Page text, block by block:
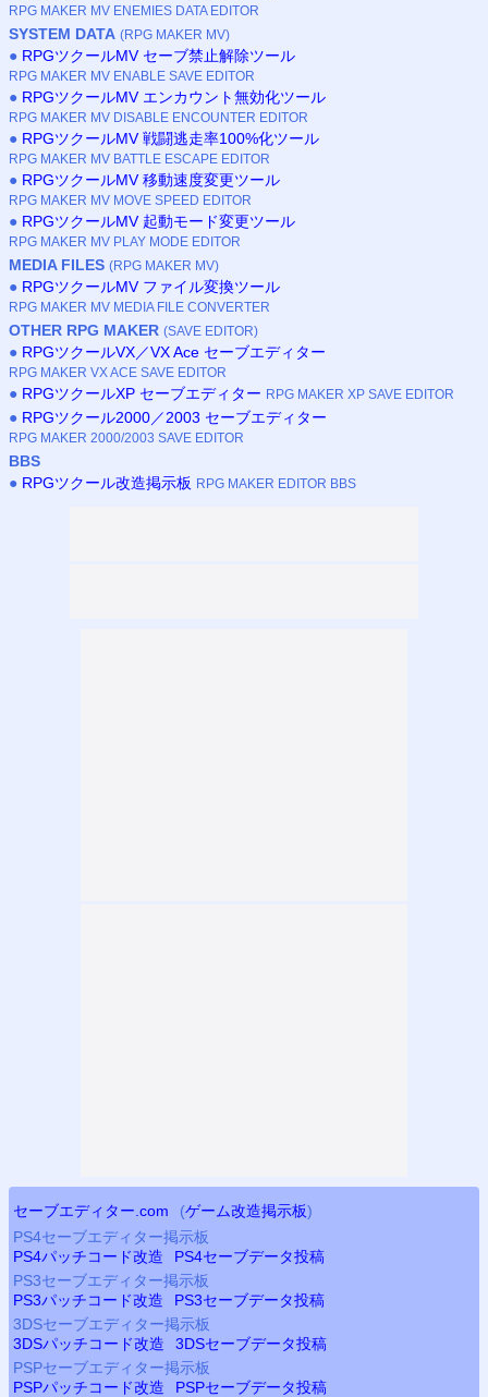
RPG MAKER MV ENEMIES DATA EDITOR
SYSTEM DATA (RPG MAKER MV)
● RPGツクールMV セーブ禁止解除ツール
RPG MAKER MV ENABLE SAVE EDITOR
● RPGツクールMV エンカウント無効化ツール
RPG MAKER MV DISABLE ENCOUNTER EDITOR
● RPGツクールMV 戦闘逃走率100%化ツール
RPG MAKER MV BATTLE ESCAPE EDITOR
● RPGツクールMV 移動速度変更ツール
RPG MAKER MV MOVE SPEED EDITOR
● RPGツクールMV 起動モード変更ツール
RPG MAKER MV PLAY MODE EDITOR
MEDIA FILES (RPG MAKER MV)
● RPGツクールMV ファイル変換ツール
RPG MAKER MV MEDIA FILE CONVERTER
OTHER RPG MAKER (SAVE EDITOR)
● RPGツクールVX／VX Ace セーブエディター
RPG MAKER VX ACE SAVE EDITOR
● RPGツクールXP セーブエディター RPG MAKER XP SAVE EDITOR
● RPGツクール2000／2003 セーブエディター
RPG MAKER 2000/2003 SAVE EDITOR
BBS
● RPGツクール改造掲示板 RPG MAKER EDITOR BBS
セーブエディター.com (ゲーム改造掲示板)
PS4セーブエディター掲示板
PS4パッチコード改造 PS4セーブデータ投稿
PS3セーブエディター掲示板
PS3パッチコード改造 PS3セーブデータ投稿
3DSセーブエディター掲示板
3DSパッチコード改造
3DSセーブデータ投稿
PSPセーブエディター掲示板
PSPパッチコード改造 PSPセーブデータ投稿